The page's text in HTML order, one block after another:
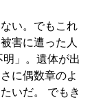
い。でもこれ
害に遭った人
」。遺体が出
に偶数章のよ
いだ。 でもき